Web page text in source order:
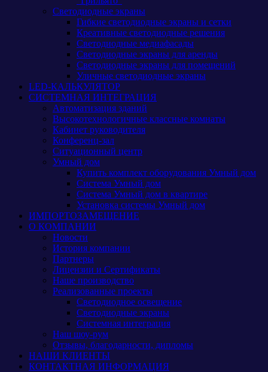
Светодиодные экраны
Гибкие светодиодные экраны и сетки
Креативные светодиодные решения
Светодиодные медиафасады
Светодиодные экраны для аренды
Светодиодные экраны для помещений
Уличные светодиодные экраны
LED-КАЛЬКУЛЯТОР
СИСТЕМНАЯ ИНТЕГРАЦИЯ
Автоматизация зданий
Высокотехнологичные классные комнаты
Кабинет руководителя
Конференц-зал
Ситуационный центр
Умный дом
Купить комплект оборудования Умный дом
Система Умный дом
Система Умный дом в квартире
Установка системы Умный дом
ИМПОРТОЗАМЕЩЕНИЕ
О КОМПАНИИ
Новости
История компании
Партнеры
Лицензии и Сертификаты
Наше производство
Реализованные проекты
Светодиодное освещение
Светодиодные экраны
Системная интеграция
Наш шоу-рум
Отзывы, благодарности, дипломы
НАШИ КЛИЕНТЫ
КОНТАКТНАЯ ИНФОРМАЦИЯ